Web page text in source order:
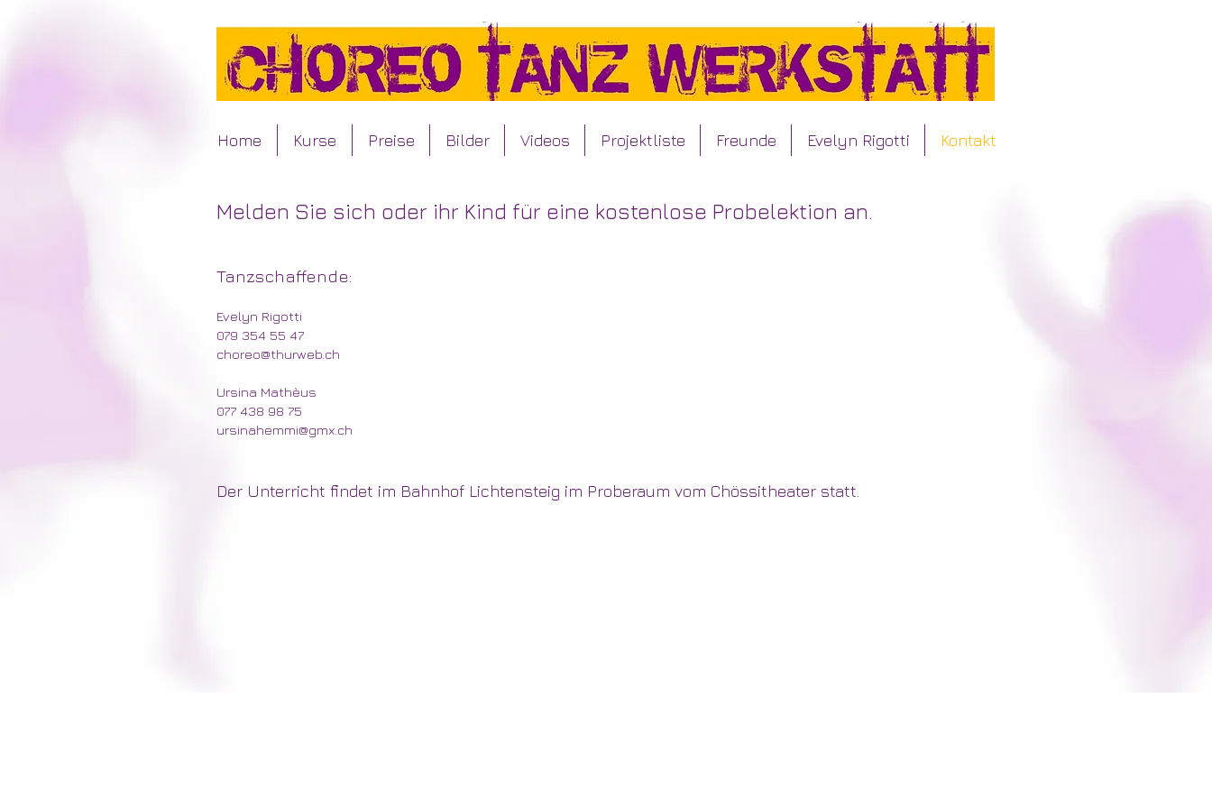
Home Kurse Preise Bilder Videos Projektliste Freunde Evelyn Rigotti Kontakt
Melden Sie sich oder ihr Kind für eine kostenlose Probelektion an.
Tanzschaffende:
Evelyn Rigotti
079 354 55 47
choreo@thurweb.ch
Ursina Mathèus
077 438 98 75
ursinahemmi@gmx.ch
Der Unterricht findet im Bahnhof Lichtensteig im Proberaum vom Chössitheater statt.